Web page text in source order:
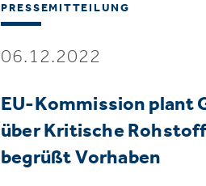
PRESSEMITTEILUNG
06.12.2022
EU-Kommission plant
über Kritische
begrüßt Vorhaben